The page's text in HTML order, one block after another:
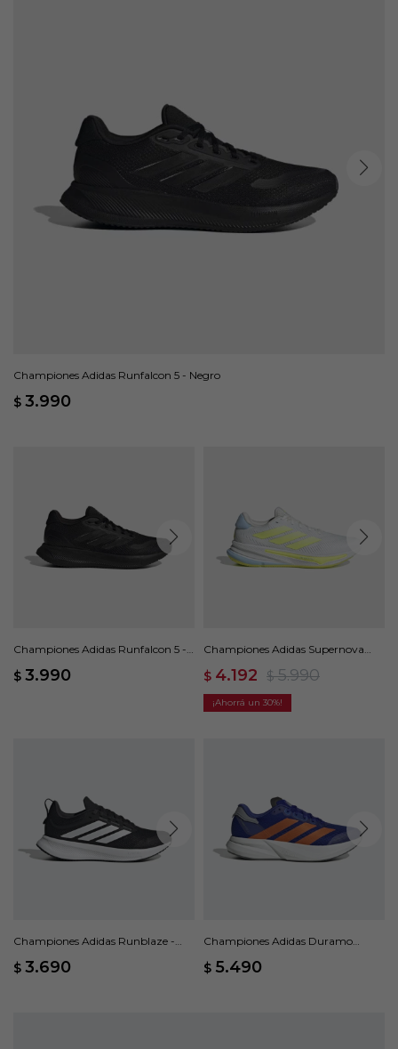
Championes Adidas Runfalcon 5 - Negro
$ 3.990
Championes Adidas Runfalcon 5 -
$ 3.990
Championes Adidas Supernova
$ 4.192 $ 5.990
30
Championes Adidas Runblaze -
$ 3.690
Championes Adidas Duramo
$ 5.490